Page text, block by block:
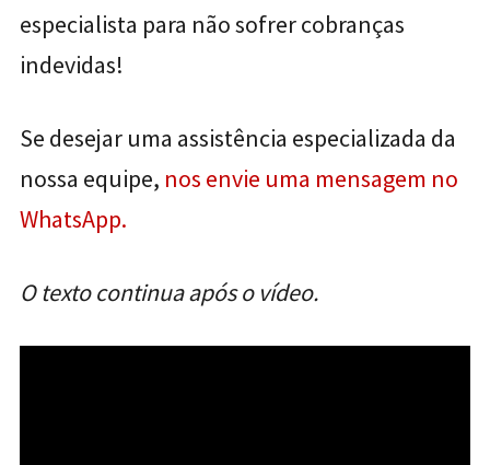
especialista para não sofrer cobranças
indevidas!
Se desejar uma assistência especializada da
nossa equipe, nos envie uma mensagem no
WhatsApp.
O texto continua após o vídeo.